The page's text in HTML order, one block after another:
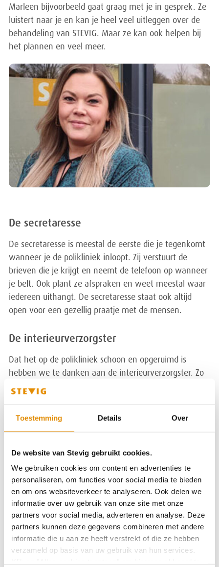
Toestemming Details Over
De website van Stevig gebruikt cookies.
We gebruiken cookies om content en advertenties te
personaliseren, om functies voor social media te bieden
en om ons websiteverkeer te analyseren. Ook delen we
informatie over uw gebruik van onze site met onze
partners voor social media, adverteren en analyse. Deze
partners kunnen deze gegevens combineren met andere
informatie die u aan ze heeft verstrekt of die ze hebben
verzameld op basis van uw gebruik van hun services.
Marleen bijvoorbeeld gaat graag met je in gesprek. Ze
luistert naar je en kan je heel veel uitleggen over de
behandeling van STEVIG. Maar ze kan ook helpen bij
het plannen en veel meer.
De secretaresse
De secretaresse is meestal de eerste die je tegenkomt
wanneer je de polikliniek inloopt. Zij verstuurt de
brieven die je krijgt en neemt de telefoon op wanneer
je belt. Ook plant ze afspraken en weet meestal waar
iedereen uithangt. De secretaresse staat ook altijd
open voor een gezellig praatje met de mensen.
De interieurverzorgster
Dat het op de polikliniek schoon en opgeruimd is
hebben we te danken aan de interieurverzorgster. Zo
kan iedereen fijn werken. Ook zij staat open voor een
Zorgaanbod
Bekijk het behandelaanbod van STEVIG
LEES MEER